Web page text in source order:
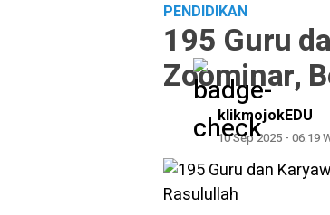
PENDIDIKAN
195 Guru
Zoominar,
klikmojokEDU
10 Sep 2025 - 06:19